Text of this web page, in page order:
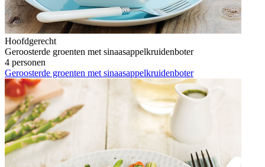
Hoofdgerecht
Geroosterde groenten met sinaasappelkruidenboter
4 personen
Geroosterde groenten met sinaasappelkruidenboter